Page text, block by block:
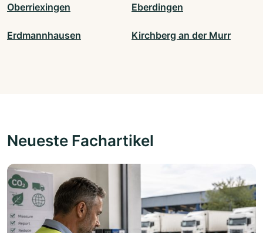
Oberriexingen Eberdingen
Erdmannhausen Kirchberg an der Murr
Neueste Fachartikel